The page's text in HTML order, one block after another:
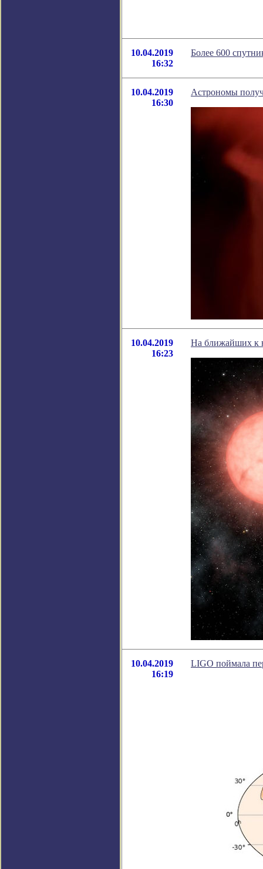
10.04.2019
16:32
Более 600
10.04.2019
16:30
Астрономы
10.04.2019
16:23
На ближайших к
10.04.2019
16:19
LIGO поймала